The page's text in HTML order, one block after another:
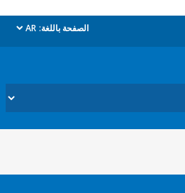
الصفحة باللغة: AR
dropdown